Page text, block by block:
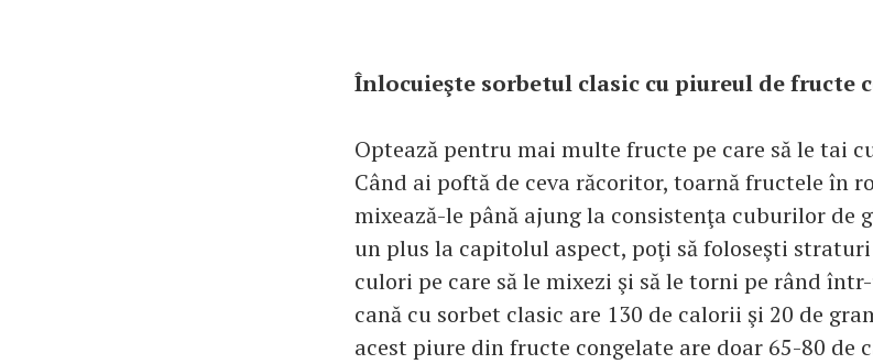
Înlocuieşte sorbetul clasic cu piureul de fructe
Optează pentru mai multe fructe pe care să le tai
Când ai poftă de ceva răcoritor, toarnă fructele în
mixează-le până ajung la consistenţa cuburilor de
un plus la capitolul aspect, poţi să foloseşti
culori pe care să le mixezi şi să le torni pe rând
cană cu sorbet clasic are 130 de calorii şi 20 de
acest piure din fructe congelate are doar 65-80 de